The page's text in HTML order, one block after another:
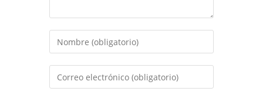
Introduce
tu
nombre
Introduce
tu